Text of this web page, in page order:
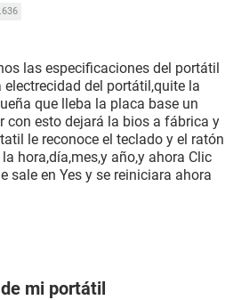
las especificaciones del portátil
electrecidad del portátil,quite la
que lleba la placa base un
con esto dejará la bios a fábrica y
le reconoce el teclado y el ratón
hora,día,mes,y año,y ahora Clic
sale en Yes y se reiniciara ahora
mi portátil